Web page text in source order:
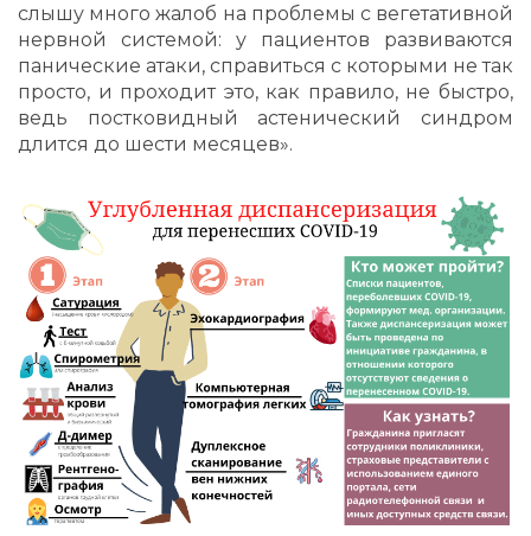
слышу много жалоб на проблемы с вегетативной
нервной системой: у пациентов развиваются
панические атаки, справиться с которыми не так
просто, и проходит это, как правило, не быстро,
ведь постковидный астенический синдром
длится до шести месяцев».